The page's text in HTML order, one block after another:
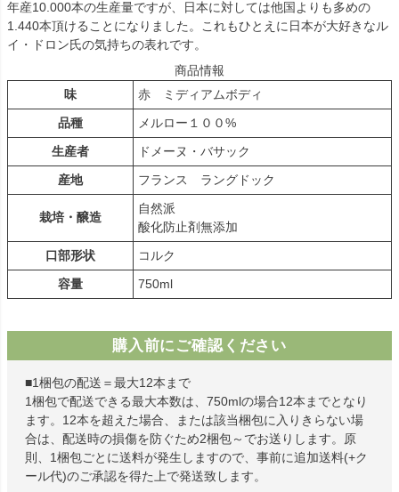
年産10.000本の生産量ですが、日本に対しては他国よりも多めの
1.440本頂けることになりました。これもひとえに日本が大好きなル
イ・ドロン氏の気持ちの表れです。
商品情報
味
赤 ミディアムボディ
品種
メルロー１００%
生産者
ドメーヌ・バサック
産地
フランス ラングドック
栽培・醸造
自然派
酸化防止剤無添加
口部形状
コルク
容量
750ml
購入前にご確認ください
■1梱包の配送＝最大12本まで
1梱包で配送できる最大本数は、750mlの場合12本までとなり
ます。12本を超えた場合、または該当梱包に入りきらない場
合は、配送時の損傷を防ぐため2梱包～でお送りします。原
則、1梱包ごとに送料が発生しますので、事前に追加送料(+ク
ール代)のご承認を得た上で発送致します。